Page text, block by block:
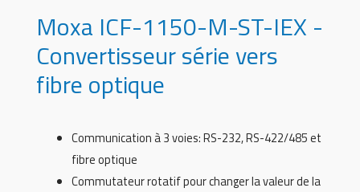
Moxa ICF-1150-M-ST-IEX -
Convertisseur série vers
fibre optique
Communication à 3 voies: RS-232, RS-422/485 et
fibre optique
Commutateur rotatif pour changer la valeur de la